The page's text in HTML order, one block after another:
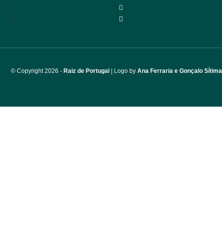
© Copyright 2026 - Raiz de Portugal | Logo by Ana Ferraria e Gonçalo Sítima